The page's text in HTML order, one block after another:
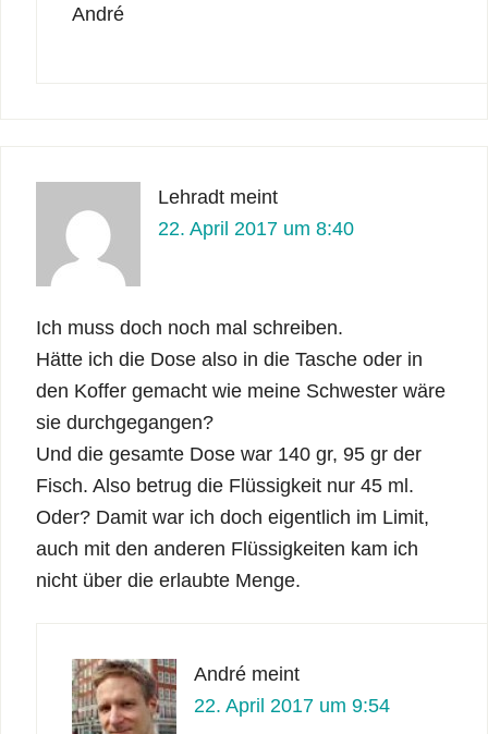
André
Lehradt meint
22. April 2017 um 8:40
Ich muss doch noch mal schreiben.
Hätte ich die Dose also in die Tasche oder in
den Koffer gemacht wie meine Schwester wäre
sie durchgegangen?
Und die gesamte Dose war 140 gr, 95 gr der
Fisch. Also betrug die Flüssigkeit nur 45 ml.
Oder? Damit war ich doch eigentlich im Limit,
auch mit den anderen Flüssigkeiten kam ich
nicht über die erlaubte Menge.
André meint
22. April 2017 um 9:54